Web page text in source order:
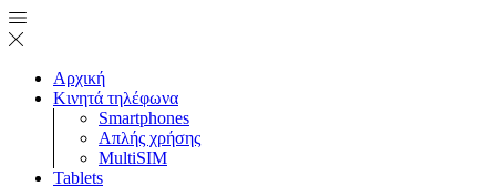
Αρχική
Κινητά τηλέφωνα
Smartphones
Απλής χρήσης
MultiSIM
Tablets